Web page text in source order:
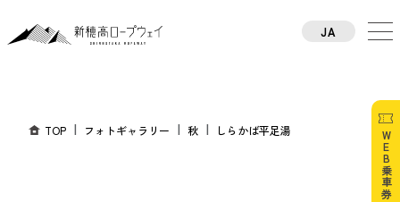
JA
TOP フォトギャラリー 秋 しらかば平足湯 WEB乗車券